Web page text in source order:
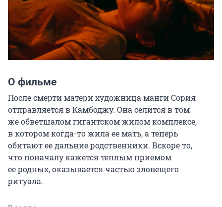
О фильме
После смерти матери художница манги Сория
отправляется в Камбоджу. Она селится в том
же обветшалом гигантском жилом комплексе,
в котором когда-то жила ее мать, а теперь
обитают ее дальние родственники. Вскоре то,
что поначалу кажется теплым приемом
ее родных, оказывается частью зловещего
ритуала.